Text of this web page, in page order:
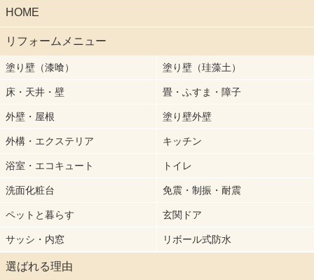
HOME
リフォームメニュー
塗り壁（漆喰） 塗り壁（珪藻土）
床・天井・壁 畳・ふすま・障子
外壁・屋根 塗り壁外壁
外構・エクステリア キッチン
浴室・エコキュート トイレ
洗面化粧台 免震・制振・耐震
ペットと暮らす 玄関ドア
サッシ・内窓 リボール式防水
選ばれる理由